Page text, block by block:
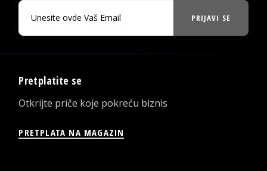
PRIJAVI SE
Pretplatite se
Otkrijte priče koje pokreću biznis
PRETPLATA NA MAGAZIN